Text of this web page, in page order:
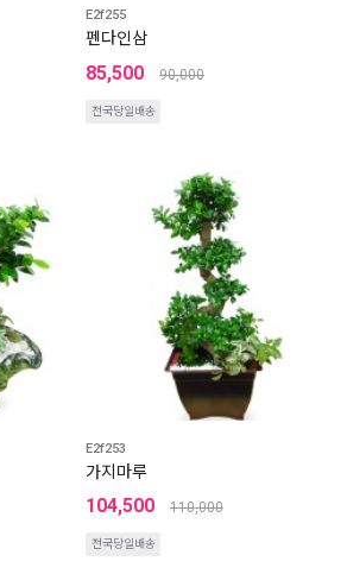
E2f255
펜다인삼
85,500 90,000
전국당일배송
E2f253
가지마루
104,500 110,000
전국당일배송